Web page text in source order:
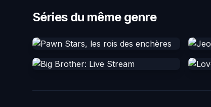
Séries du même genre